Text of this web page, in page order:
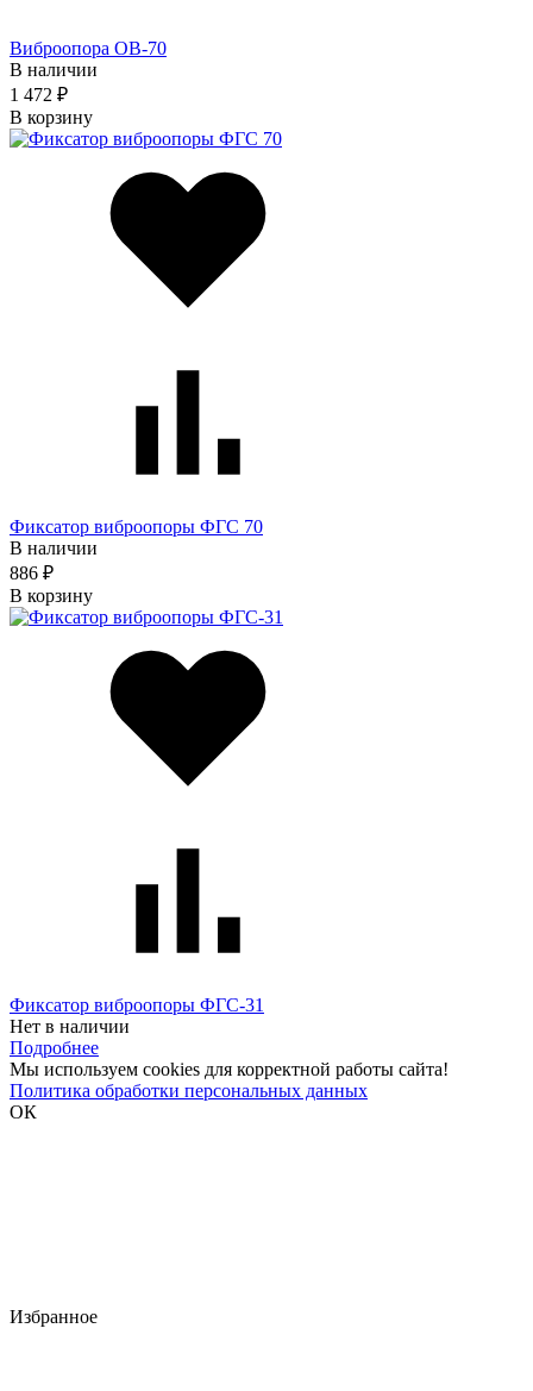
Виброопора ОВ-70
В наличии
1 472 ₽
В корзину
Фиксатор виброопоры ФГС 70
В наличии
886 ₽
В корзину
Фиксатор виброопоры ФГС-31
Нет в наличии
Подробнее
Мы используем cookies для корректной работы сайта!
Политика обработки персональных данных
ОК
Избранное